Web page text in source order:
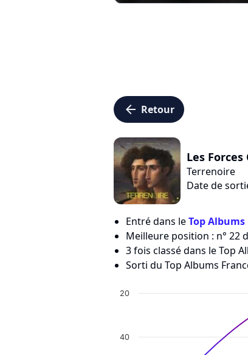
arrow_left Retour
Les
Terrenoire
Date de
Entré dans leTop Albums
Meilleure position : n° 22
3 fois classé dans le Top
Sorti du Top Albums
20
40